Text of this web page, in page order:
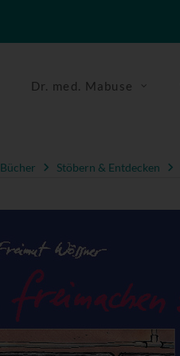
Dr. med. Mabuse
Bücher Stöbern & Entdecken